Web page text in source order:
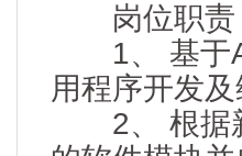
岗位职责
1、 基于
用程序开发及
2、 根据新